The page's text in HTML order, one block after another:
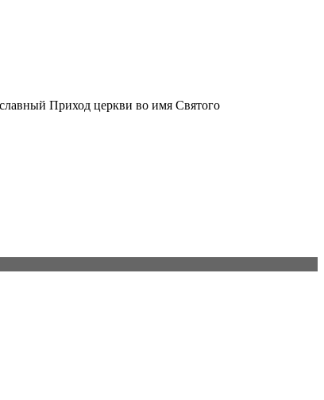
Приход церкви во имя Святого